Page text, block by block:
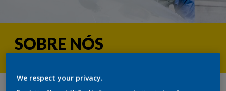
SOBRE NÓS
We respect your privacy.